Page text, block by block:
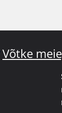
Võtke